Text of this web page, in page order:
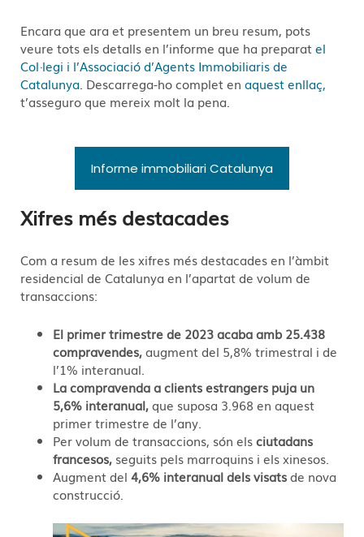
Encara que ara et presentem un breu resum, pots
veure tots els detalls en l’informe que ha preparatel
Col·legi i l’Associació d’Agents Immobiliaris de
Catalunya. Descarrega-ho complet en aquest enllaç,
t’asseguro que mereix molt la pena.
Informe immobiliari Catalunya
Xifres més destacades
Com a resum de les xifres més destacades en l’àmbit
residencial de Catalunya en l’apartat de volum de
transaccions:
El primer trimestre de 2023 acaba amb 25.438
compravendes,augment del 5,8% trimestral i de
l’1% interanual.
La compravenda a clients estrangers puja un
5,6% interanual,que suposa 3.968 en aquest
primer trimestre de l’any.
Per volum de transaccions, són elsciutadans
francesos, seguits pels marroquins i els xinesos.
Augment del 4,6% interanual dels visatsde nova
construcció.